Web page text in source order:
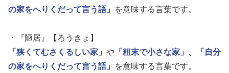
の家をへりくだって言う語」
を意味する言葉です。
・『陋居』【ろうきょ】
「狭くてむさくるしい家」 や 「粗末で小さな家」
「自分
の家をへりくだって言う語」
を意味する言葉です。